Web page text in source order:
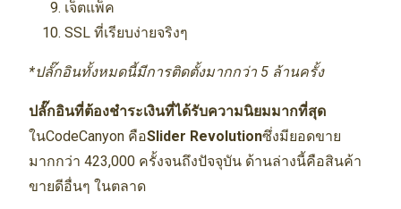
เจ็ตแพ็ค
SSL ที่เรียบง่ายจริงๆ
*ปลั๊กอินทั้งหมดนี้มีการติดตั้งมากกว่า 5 ล้านครั้ง
ปลั๊กอินที่ต้องชำระเงินที่ได้รับความนิยมมากที่สุด
ในCodeCanyon คือSlider Revolutionซึ่งมียอดขาย
มากกว่า 423,000 ครั้งจนถึงปัจจุบัน ด้านล่างนี้คือสินค้า
ขายดีอื่นๆ ในตลาด